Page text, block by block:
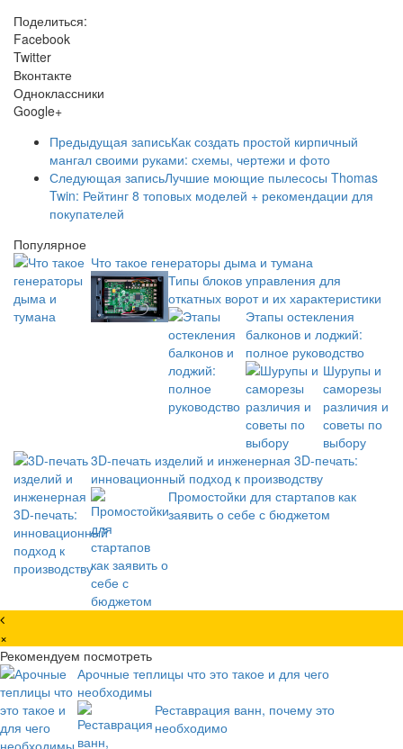
Поделиться:
Facebook
Twitter
Вконтакте
Одноклассники
Google+
Предыдущая записьКак создать простой кирпичный
мангал своими руками: схемы, чертежи и фото
Следующая записьЛучшие моющие пылесосы Thomas
Twin: Рейтинг 8 топовых моделей + рекомендации для
покупателей
Популярное
Что такое генераторы дыма и тумана
Типы блоков управления для
откатных ворот и их характеристики
Этапы остекления
балконов и лоджий:
полное руководство
Шурупы и
саморезы
различия и
советы по
выбору
3D-печать изделий и инженерная 3D-печать:
инновационный подход к производству
Промостойки для стартапов как
заявить о себе с бюджетом
×
Рекомендуем посмотреть
Арочные теплицы что это такое и для чего
необходимы
Реставрация ванн, почему это
необходимо